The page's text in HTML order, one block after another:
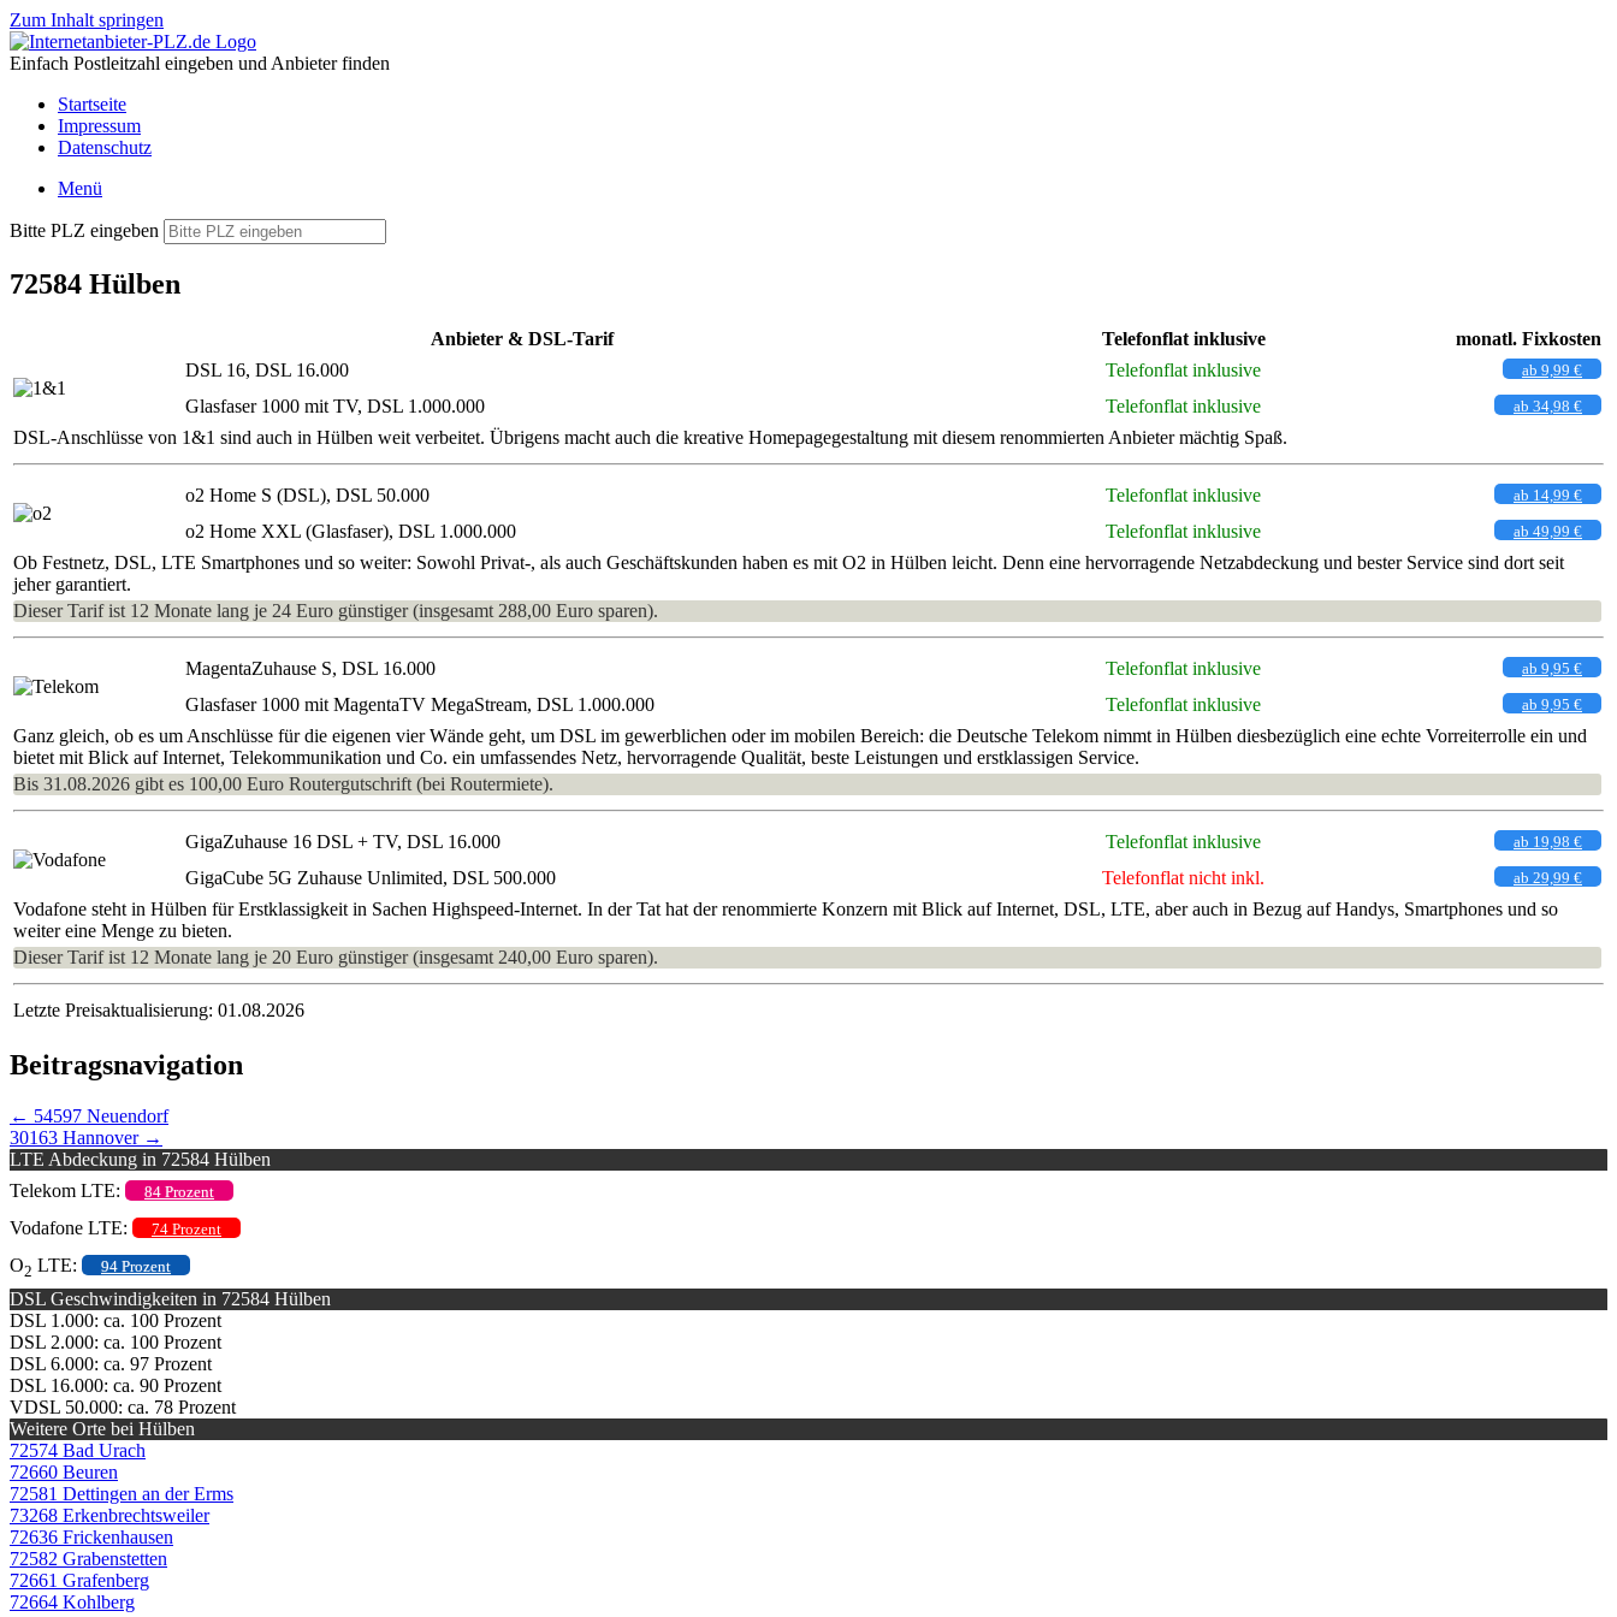
Zum Inhalt springen
Einfach Postleitzahl eingeben und Anbieter finden
Startseite
Impressum
Datenschutz
Menü
Bitte PLZ eingeben
72584 Hülben
Anbieter & DSL-Tarif Telefonflat inklusive
monatl. Fixkosten
DSL 16, DSL 16.000
Telefonflat inklusive ab 9,99 €
Glasfaser 1000 mit TV, DSL 1.000.000 Telefonflat inklusive ab 34,98 €
DSL-Anschlüsse von 1&1 sind auch in Hülben weit verbeitet. Übrigens macht auch die kreative Homepagegestaltung mit diesem renommierten Anbieter mächtig Spaß.
o2 Home S (DSL), DSL 50.000 Telefonflat inklusive ab 14,99 €
o2 Home XXL (Glasfaser), DSL 1.000.000 Telefonflat inklusive ab 49,99 €
Ob Festnetz, DSL, LTE Smartphones und so weiter: Sowohl Privat-, als auch Geschäftskunden haben es mit O2 in Hülben leicht. Denn eine hervorragende Netzabdeckung und bester Service sind dort seit
jeher garantiert.
Dieser Tarif ist 12 Monate lang je 24 Euro günstiger (insgesamt 288,00 Euro sparen).
MagentaZuhause S, DSL 16.000 Telefonflat inklusive ab 9,95 €
Glasfaser 1000 mit MagentaTV MegaStream, DSL 1.000.000 Telefonflat inklusive ab 9,95 €
Ganz gleich, ob es um Anschlüsse für die eigenen vier Wände geht, um DSL im gewerblichen oder im mobilen Bereich: die Deutsche Telekom nimmt in Hülben diesbezüglich eine echte Vorreiterrolle ein und
bietet mit Blick auf Internet, Telekommunikation und Co. ein umfassendes Netz, hervorragende Qualität, beste Leistungen und erstklassigen Service.
Bis 31.08.2026 gibt es 100,00 Euro Routergutschrift (bei Routermiete).
GigaZuhause 16 DSL + TV, DSL 16.000 Telefonflat inklusive ab 19,98 €
GigaCube 5G Zuhause Unlimited, DSL 500.000 Telefonflat nicht inkl. ab 29,99 €
Vodafone steht in Hülben für Erstklassigkeit in Sachen Highspeed-Internet. In der Tat hat der renommierte Konzern mit Blick auf Internet, DSL, LTE, aber auch in Bezug auf Handys, Smartphones und so
weiter eine Menge zu bieten.
Dieser Tarif ist 12 Monate lang je 20 Euro günstiger (insgesamt 240,00 Euro sparen).
Letzte Preisaktualisierung: 01.08.2026
Beitragsnavigation
← 54597 Neuendorf
30163 Hannover →
LTE Abdeckung in 72584 Hülben
Telekom LTE:
84 Prozent
Vodafone LTE: 74 Prozent
O2 LTE: 94 Prozent
DSL Geschwindigkeiten in 72584 Hülben
DSL 1.000: ca. 100 Prozent
DSL 2.000: ca. 100 Prozent
DSL 6.000: ca. 97 Prozent
DSL 16.000: ca. 90 Prozent
VDSL 50.000: ca. 78 Prozent
Weitere Orte bei Hülben
72574 Bad Urach
72660 Beuren
72581 Dettingen an der Erms
73268 Erkenbrechtsweiler
72636 Frickenhausen
72582 Grabenstetten
72661 Grafenberg
72664 Kohlberg